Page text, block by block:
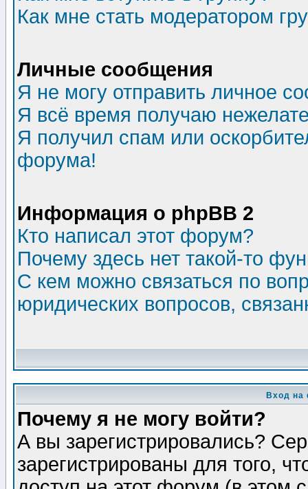
Как мне стать модератором
Личные сообщения
Я не могу отправить личное
Я всё время получаю
Я получил спам или
форума!
Информация о phpBB 2
Кто написал этот форум?
Почему здесь нет такой-то
С кем можно связаться по
юридических вопросов,
Вход на
Почему я не могу войти?
А вы зарегистрировались?
зарегистрированы для того,